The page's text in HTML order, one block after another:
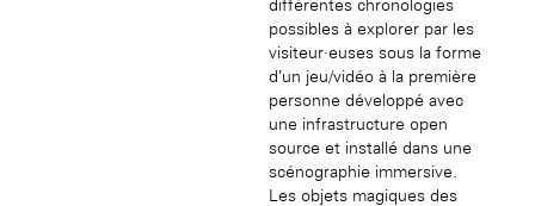
différentes chronologies
possibles à explorer par les
visiteur·euses sous la forme
d’un jeu/vidéo à la première
personne développé avec
une infrastructure open
source et installé dans une
scénographie immersive.
Les objets magiques des